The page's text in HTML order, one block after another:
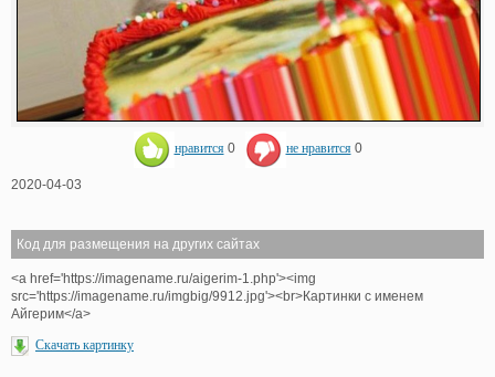
нравится 0 не нравится 0
2020-04-03
Код для размещения на других сайтах
<a href='https://imagename.ru/aigerim-1.php'><img
src='https://imagename.ru/imgbig/9912.jpg'><br>Картинки с именем
Айгерим</a>
Скачать картинку